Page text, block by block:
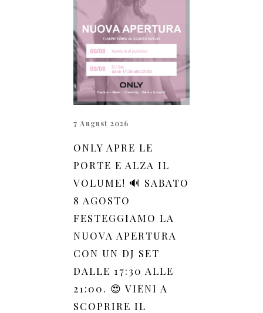
7 August 2026
ONLY APRE LE
PORTE E ALZA IL
VOLUME! 🔊 SABATO
8 AGOSTO
FESTEGGIAMO LA
NUOVA APERTURA
CON UN DJ SET
DALLE 17:30 ALLE
21:00. 😍 VIENI A
SCOPRIRE IL